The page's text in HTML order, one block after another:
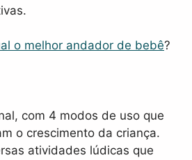
o melhor andador de bebê?
com 4 modos de uso que
o crescimento da criança.
atividades lúdicas que